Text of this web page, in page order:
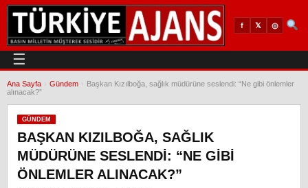
f 𝕏 ◎
☰
Ana Sayfa Gündem
Başkan Kızılboğa, sağlık müdürüne seslendi: “Ne gibi önlemler
alınacak?”
GÜNDEM
BAŞKAN KIZILBOĞA, SAĞLIK
MÜDÜRÜNE SESLENDI: “NE GIBI
ÖNLEMLER ALINACAK?”